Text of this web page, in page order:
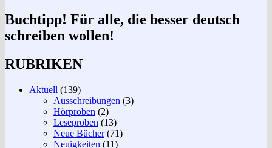
Buchtipp! Für alle, die besser deutsch
schreiben wollen!
RUBRIKEN
Aktuell (139)
Ausschreibungen (3)
Hörproben (2)
Leseproben (13)
Neue Bücher(71)
Neuigkeiten (11)